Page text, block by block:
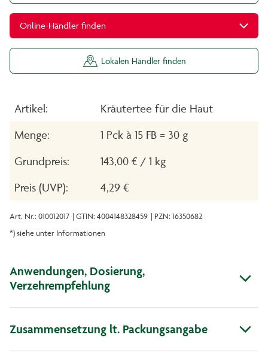
Online-Händler finden
Lokalen Händler finden
Artikel:
Kräutertee für die Haut
Menge:
1 Pck à 15 FB = 30 g
Grundpreis:
143,00 € / 1 kg
Preis (UVP):
4,29 €
Art. Nr.: 010012017 | GTIN: 4004148328459 | PZN: 16350682
*) siehe unter Informationen
Anwendungen, Dosierung,
Verzehrempfehlung
Zusammensetzung lt. Packungsangabe